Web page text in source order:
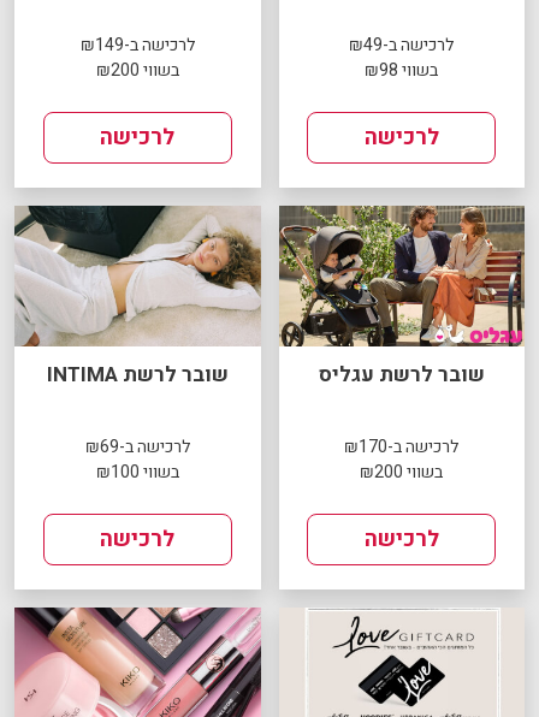
לרכישה ב-₪49
בשווי ₪98
לרכישה
לרכישה ב-₪149
בשווי ₪200
לרכישה
שובר לרשת עגליס
לרכישה ב-₪170
בשווי ₪200
לרכישה
שובר לרשת INTIMA
לרכישה ב-₪69
בשווי ₪100
לרכישה